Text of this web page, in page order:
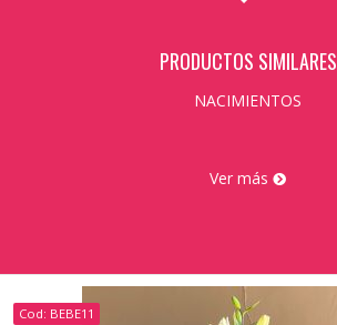
PRODUCTOS SIMILARES
NACIMIENTOS
Ver más
Cod: BEBE11